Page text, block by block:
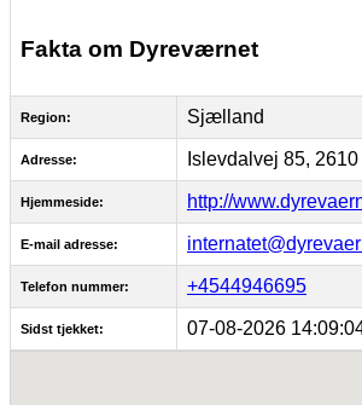
Fakta om Dyreværnet
Region: Sjælland
Adresse: Islevdalvej 85,
Hjemmeside: http://
E-mail adresse:
Telefon nummer: +4544946695
Sidst tjekket: 07-08-2026